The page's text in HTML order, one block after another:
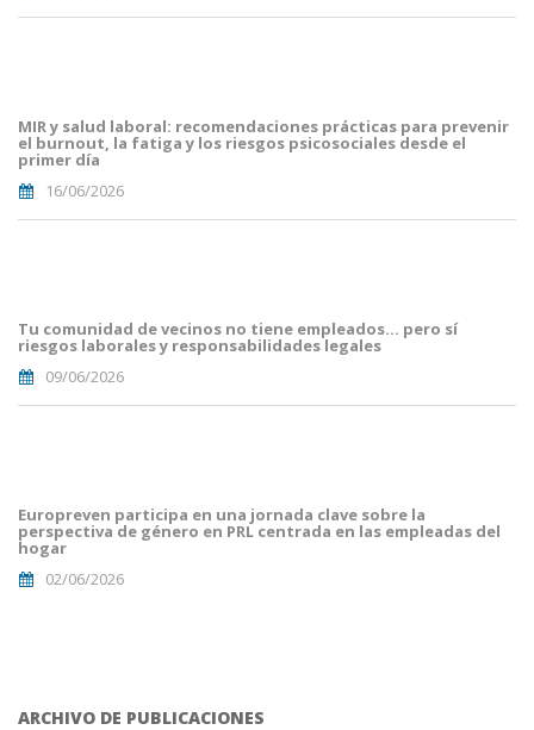
(16).png
MIR y salud laboral: recomendaciones prácticas para prevenir
el burnout, la fatiga y los riesgos psicosociales desde el
primer día
16/06/2026
(8).png
Tu comunidad de vecinos no tiene empleados… pero sí
riesgos laborales y responsabilidades legales
09/06/2026
Europreven participa en una jornada clave sobre la
perspectiva de género en PRL centrada en las empleadas del
hogar
02/06/2026
ARCHIVO DE PUBLICACIONES